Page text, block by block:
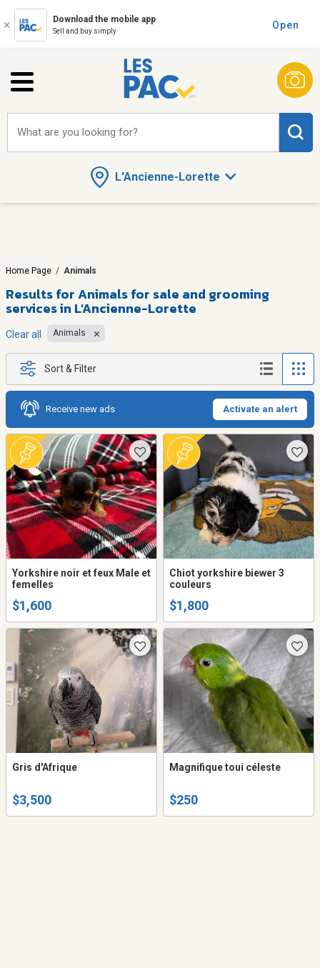
Download the mobile app
Sell and buy simply
Open
L'Ancienne-Lorette
What are you looking for?
Home Page / Animals
Results forAnimals for sale and grooming
services in L'Ancienne-Lorette
Clear all Animals
Sort & Filter
Receive new ads Activate an alert
Yorkshire noir et feux Male et
femelles
$1,600
Chiot yorkshire biewer 3
couleurs
$1,800
Gris d'Afrique
$3,500
Magnifique toui céleste
$250